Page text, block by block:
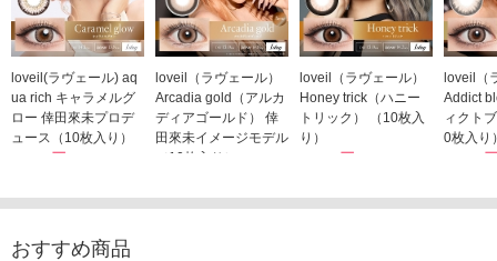
loveil(ラヴェール) aq
ua rich キャラメルグ
ロー 倖田來未プロデ
ュース（10枚入り）
1,760円
loveil（ラヴェール）
Arcadia gold（アルカ
ディアゴールド） 倖
田來未イメージモデル
（10枚入り）
loveil（ラヴェール）
Honey trick（ハニー
トリック） （10枚入
り）
1,760円
loveil（
Addict
ィクト
0枚入り
1,760
おすすめ商品